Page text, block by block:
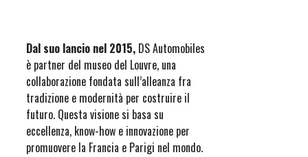
Dal suo lancio nel 2015, DS Automobiles
è partner del museo del Louvre, una
collaborazione fondata sull’alleanza fra
tradizione e modernità per costruire il
futuro. Questa visione si basa su
eccellenza, know-how e innovazione per
promuovere la Francia e Parigi nel mondo.